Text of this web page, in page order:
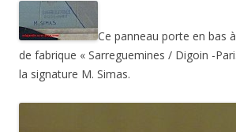
Ce panneau porte en bas
de fabrique « Sarreguemines / Digoin -
la signature M. Simas.